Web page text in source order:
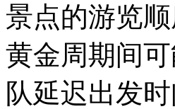
景点的游览
黄金周期间
队延迟出发